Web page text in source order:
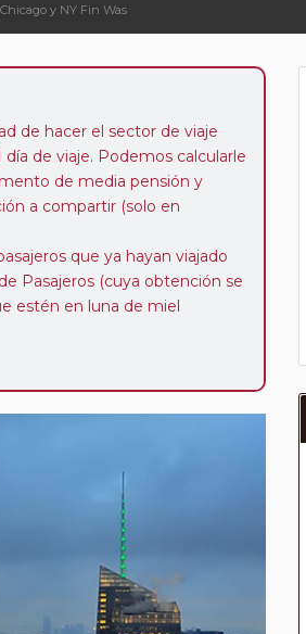
y NY Fin Was
de hacer el sector de viaje
de viaje. Podemos calcularle
de media pensión y
a compartir (solo en
que ya hayan viajado
Pasajeros (cuya obtención se
estén en luna de miel